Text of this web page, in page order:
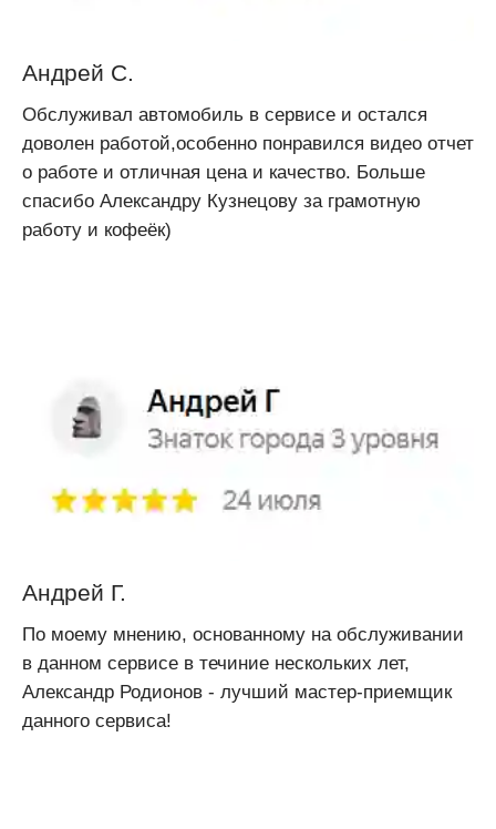
Андрей С.
Обслуживал автомобиль в сервисе и остался
доволен работой,особенно понравился видео отчет
о работе и отличная цена и качество. Больше
спасибо Александру Кузнецову за грамотную
работу и кофеёк)
Андрей Г.
По моему мнению, основанному на обслуживании
в данном сервисе в течиние нескольких лет,
Александр Родионов - лучший мастер-приемщик
данного сервиса!